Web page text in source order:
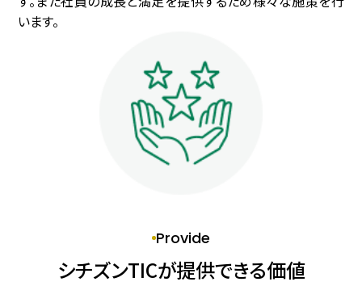
います。
Provide
シチズンTICが提供できる価値